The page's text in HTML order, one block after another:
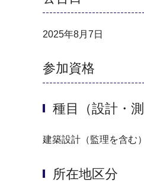
2025年8月7日
参加資格
種目（設計・測
建築設計（監理を含む）
所在地区分